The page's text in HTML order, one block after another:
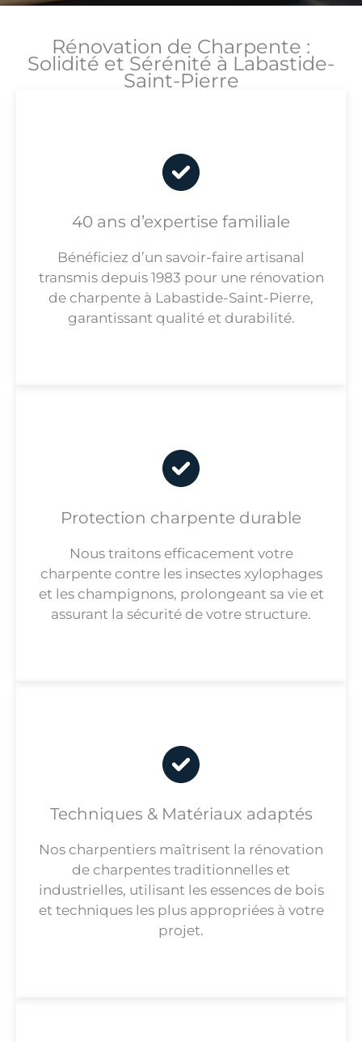
Rénovation de Charpente :
Solidité et Sérénité à Labastide-
Saint-Pierre
40 ans d’expertise familiale
Bénéficiez d’un savoir-faire artisanal
transmis depuis 1983 pour une rénovation
de charpente à Labastide-Saint-Pierre,
garantissant qualité et durabilité.
Protection charpente durable
Nous traitons efficacement votre
charpente contre les insectes xylophages
et les champignons, prolongeant sa vie et
assurant la sécurité de votre structure.
Techniques & Matériaux adaptés
Nos charpentiers maîtrisent la rénovation
de charpentes traditionnelles et
industrielles, utilisant les essences de bois
et techniques les plus appropriées à votre
projet.